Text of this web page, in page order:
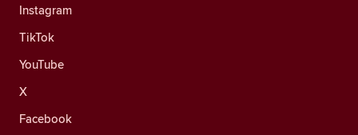
Instagram
TikTok
YouTube
X
Facebook